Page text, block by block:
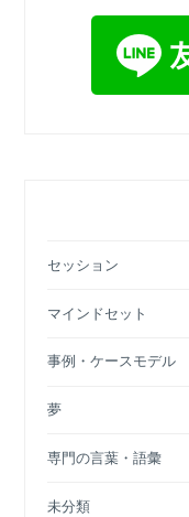
セッション
マインドセット
事例・ケースモデル
夢
専門の言葉・語彙
未分類